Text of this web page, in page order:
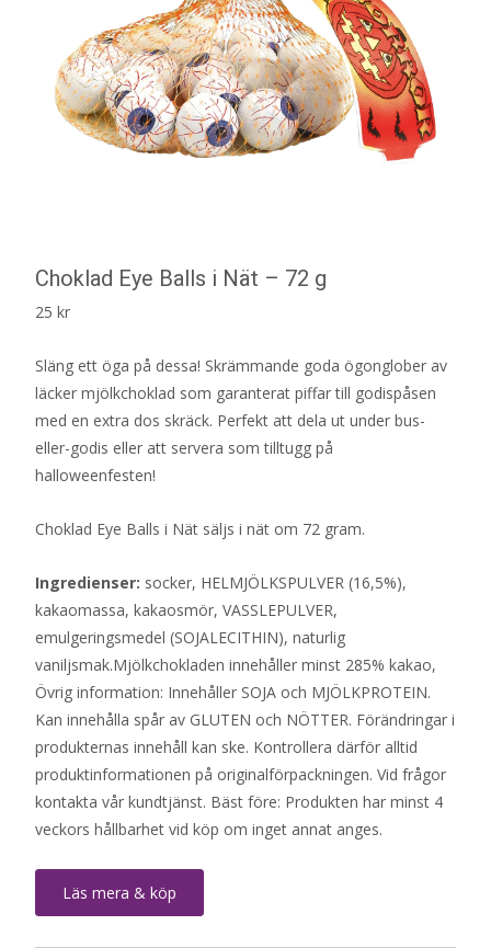
Choklad Eye Balls i Nät – 72 g
25 kr
Släng ett öga på dessa! Skrämmande goda ögonglober av
läcker mjölkchoklad som garanterat piffar till godispåsen
med en extra dos skräck. Perfekt att dela ut under bus-
eller-godis eller att servera som tilltugg på
halloweenfesten!
Choklad Eye Balls i Nät säljs i nät om 72 gram.
Ingredienser: socker, HELMJÖLKSPULVER (16,5%),
kakaomassa, kakaosmör, VASSLEPULVER,
emulgeringsmedel (SOJALECITHIN), naturlig
vaniljsmak.Mjölkchokladen innehåller minst 285% kakao,
Övrig information: Innehåller SOJA och MJÖLKPROTEIN.
Kan innehålla spår av GLUTEN och NÖTTER. Förändringar i
produkternas innehåll kan ske. Kontrollera därför alltid
produktinformationen på originalförpackningen. Vid frågor
kontakta vår kundtjänst. Bäst före: Produkten har minst 4
veckors hållbarhet vid köp om inget annat anges.
Läs mera & köp